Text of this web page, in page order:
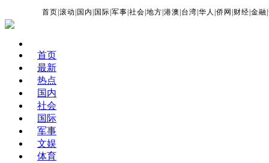
首页 |滚动 国内 国际 |军事 |社会 |地方 |港澳 台湾 |华人 |侨网 财经 |金融 |
首页
最新
热点
国内
社会
国际
军事
文娱
体育